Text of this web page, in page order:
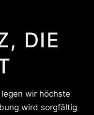
DIE
wir höchste
wird sorgfältig